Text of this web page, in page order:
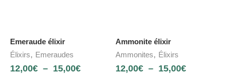
Emeraude élixir
Élixirs, Emeraudes
12,00€ – 15,00€
Ammonite élixir
Ammonites, Élixirs
12,00€ – 15,00€